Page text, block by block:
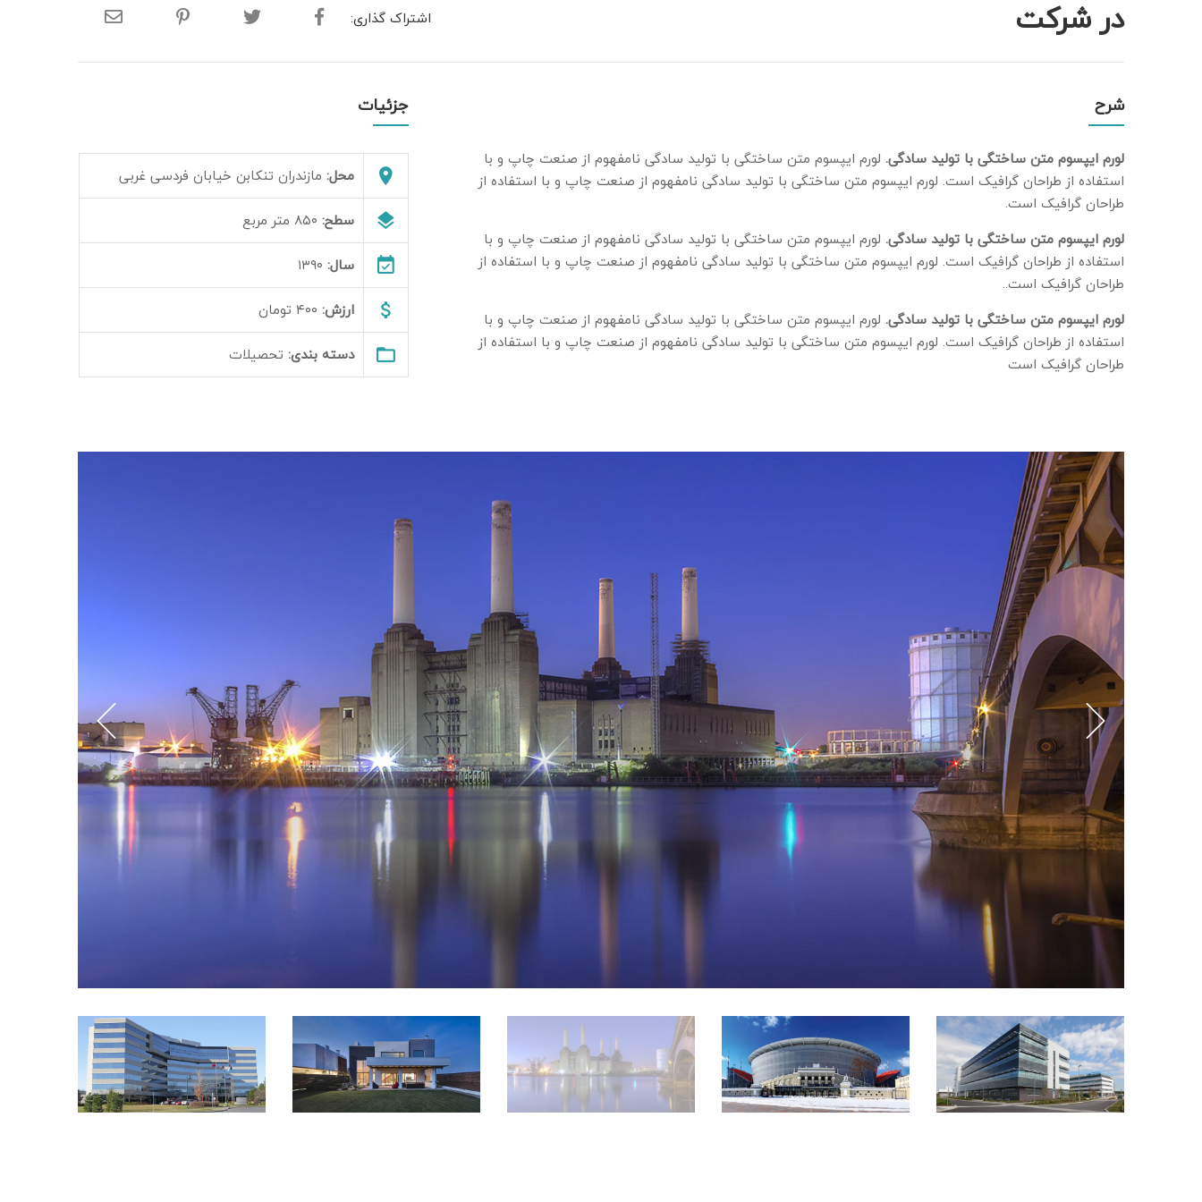
در شرکت اشتراک گذاری:
شرح
لورم ایپسوم متن ساختگی با تولید سادگی. لورم ایپسوم متن ساختگی با تولید سادگی نامفهوم از صنعت چاپ و با
استفاده از طراحان گرافیک است. لورم ایپسوم متن ساختگی با تولید سادگی نامفهوم از صنعت چاپ و با استفاده از
طراحان گرافیک است.
لورم ایپسوم متن ساختگی با تولید سادگی. لورم ایپسوم متن ساختگی با تولید سادگی نامفهوم از صنعت چاپ و با
استفاده از طراحان گرافیک است. لورم ایپسوم متن ساختگی با تولید سادگی نامفهوم از صنعت چاپ و با استفاده از
طراحان گرافیک است..
لورم ایپسوم متن ساختگی با تولید سادگی. لورم ایپسوم متن ساختگی با تولید سادگی نامفهوم از صنعت چاپ و با
استفاده از طراحان گرافیک است. لورم ایپسوم متن ساختگی با تولید سادگی نامفهوم از صنعت چاپ و با استفاده از
طراحان گرافیک است
جزئیات
محل: مازندران تنکابن خیابان فردسی غربی
سطح: ۸۵۰ متر مربع
سال: ۱۳۹۰
ارزش: ۴۰۰ تومان
دسته بندی: تحصیلات